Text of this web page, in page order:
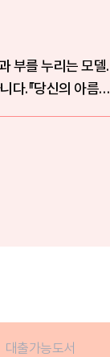
부를 누리는 모델.
다.『당신의 아름다
대출가능도서